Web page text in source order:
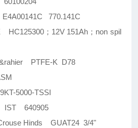
770.141C
；12V 151Ah；non spil
PTFE-K D78
5000-TSSI
IST 640905
Hinds GUAT24 3/4"